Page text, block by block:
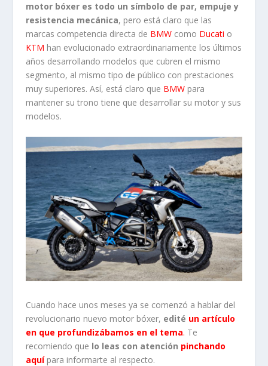
motor bóxer es todo un símbolo de par, empuje y
resistencia mecánica, pero está claro que las
marcas competencia directa de BMWcomo Ducati o
KTM han evolucionado extraordinariamente los últimos
años desarrollando modelos que cubren el mismo
segmento, al mismo tipo de público con prestaciones
muy superiores. Así, está claro que BMWpara
mantener su trono tiene que desarrollar su motor y sus
modelos.
Cuando hace unos meses ya se comenzó a hablar del
revolucionario nuevo motor bóxer, edité un artículo
en que profundizábamos en el tema. Te
recomiendo que lo leas con atención pinchando
aquípara informarte al respecto.